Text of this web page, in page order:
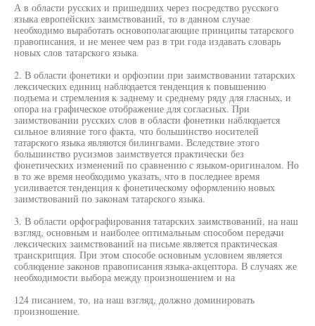
А в области русских и пришедших через посредство русского
языка европейских заимствований, то в данном случае
необходимо выработать основополагающие принципы татарского
правописания, и не менее чем раз в три года издавать словарь
новых слов татарского языка.
2. В области фонетики и орфоэпии при заимствовании татарских
лексических единиц наблюдается тенденция к повышению
подъема и стремления к заднему и среднему ряду для гласных, и
опора на графическое отображение для согласных. При
заимствовании русских слов в области фонетики наблюдается
сильное влияние того факта, что большинство носителей
татарского языка являются билингвами. Вследствие этого
большинство русизмов заимствуется практически без
фонетических изменений по сравнению с языком-оригиналом. Но
в то же время необходимо указать, что в последнее время
усиливается тенденция к фонетическому оформлению новых
заимствований по законам татарского языка.
3. В области орфографирования татарских заимствований, на наш
взгляд, основным и наиболее оптимальным способом передачи
лексических заимствований на письме является практическая
транскрипция. При этом способе основным условием является
соблюдение законов правописания языка-акцептора. В случаях же
необходимости выбора между произношением и на
124 писанием, то, на наш взгляд, должно доминировать
произношение.